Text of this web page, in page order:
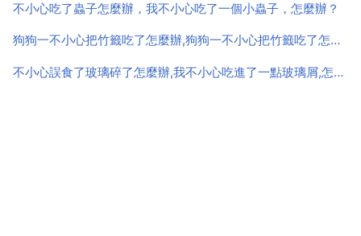
不小心吃了蟲子怎麼辦，我不小心吃了一個小蟲子，怎麼辦？
狗狗一不小心把竹籤吃了怎麼辦,狗狗一不小心把竹籤吃了怎麼辦
不小心誤食了玻璃碎了怎麼辦,我不小心吃進了一點玻璃屑,怎麼辦